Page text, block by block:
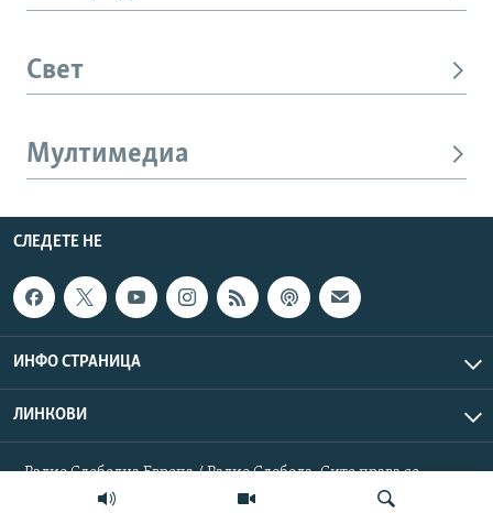
Свет
Мултимедиа
СЛЕДЕТЕ НЕ
ИНФО СТРАНИЦА
ЛИНКОВИ
Радио Слободна Европа / Радио Слобода. Сите права се
резервирани